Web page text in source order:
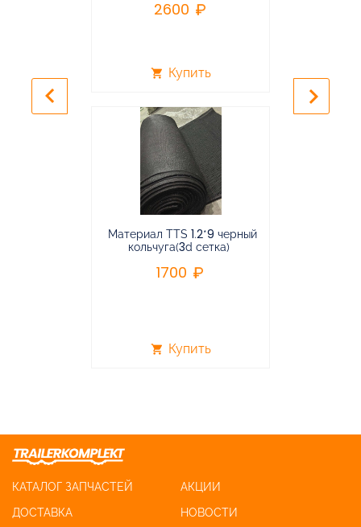
2600
shopping_cart Купить
Материал TTS 1.2*9 черный
кольчуга(3d сетка)
1700
shopping_cart Купить
keyboard_arrow_left keyboard_arrow_right
КАТАЛОГ ЗАПЧАСТЕЙ
АКЦИИ
ДОСТАВКА
НОВОСТИ